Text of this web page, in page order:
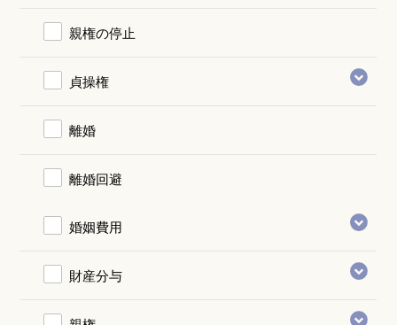
親権の停止
貞操権
離婚
離婚回避
婚姻費用
財産分与